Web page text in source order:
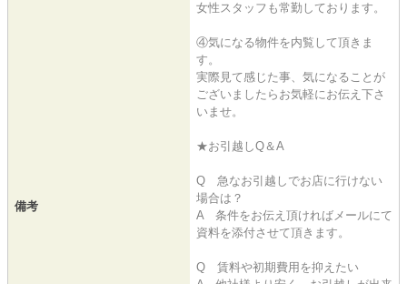
備考
女性スタッフも常勤しております。
④気になる物件を内覧して頂きま
す。
実際見て感じた事、気になることが
ございましたらお気軽にお伝え下さ
いませ。
★お引越しQ＆A
Q 急なお引越しでお店に行けない
場合は？
A 条件をお伝え頂ければメールにて
資料を添付させて頂きます。
Q 賃料や初期費用を抑えたい